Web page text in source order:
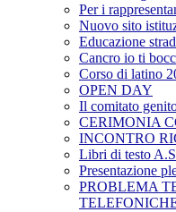
Per i
Nuovo sito
Educazione
Cancro io ti
Corso di latino
OPEN DAY
Il comitato
CERIMONIA
INCONTRO
Libri di testo
Presentazione
PROBLEMA